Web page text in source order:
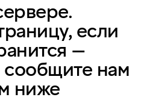
если
—
сообщите нам
ниже